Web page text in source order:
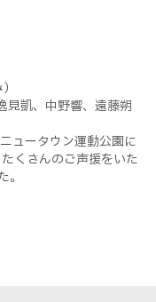
凱、中野響、遠藤朔
ュータウン運動公園に
くさんのご声援をいた